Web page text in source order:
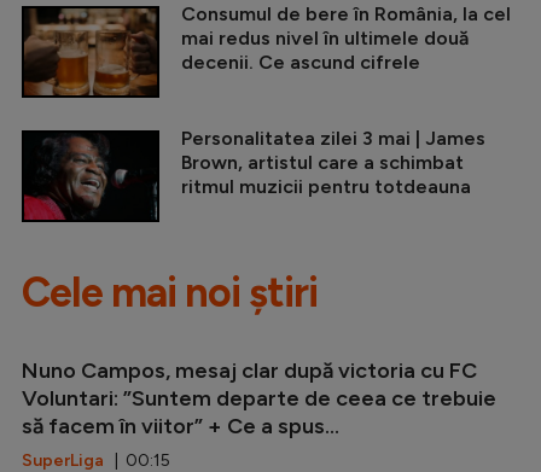
Consumul de bere în România, la cel
mai redus nivel în ultimele două
decenii. Ce ascund cifrele
Personalitatea zilei 3 mai | James
Brown, artistul care a schimbat
ritmul muzicii pentru totdeauna
Cele mai noi știri
Nuno Campos, mesaj clar după victoria cu FC
Voluntari: ”Suntem departe de ceea ce trebuie
să facem în viitor” + Ce a spus...
SuperLiga | 00:15